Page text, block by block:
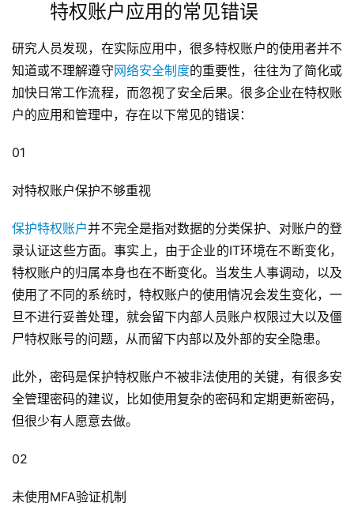
特权账户应用的常见错误
研究人员发现，在实际应用中，很多特权账户的使用者并不
知道或不理解遵守网络安全制度的重要性，往往为了简化或
加快日常工作流程，而忽视了安全后果。很多企业在特权账
户的应用和管理中，存在以下常见的错误：
01
对特权账户保护不够重视
保护特权账户并不完全是指对数据的分类保护、对账户的登
录认证这些方面。事实上，由于企业的IT环境在不断变化，
特权账户的归属本身也在不断变化。当发生人事调动，以及
使用了不同的系统时，特权账户的使用情况会发生变化，一
旦不进行妥善处理，就会留下内部人员账户权限过大以及僵
尸特权账号的问题，从而留下内部以及外部的安全隐患。
此外，密码是保护特权账户不被非法使用的关键，有很多安
全管理密码的建议，比如使用复杂的密码和定期更新密码，
但很少有人愿意去做。
02
未使用MFA验证机制